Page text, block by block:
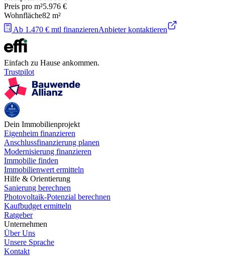
Preis pro m²5.976 €
Wohnfläche82 m²
Ab 1.470 € mtl finanzierenAnbieter kontaktieren
Einfach zu Hause ankommen.
Trustpilot
Dein Immobilienprojekt
Eigenheim finanzieren
Anschlussfinanzierung planen
Modernisierung finanzieren
Immobilie finden
Immobilienwert ermitteln
Hilfe & Orientierung
Sanierung berechnen
Photovoltaik-Potenzial berechnen
Kaufbudget ermitteln
Ratgeber
Unternehmen
Über Uns
Unsere Sprache
Kontakt